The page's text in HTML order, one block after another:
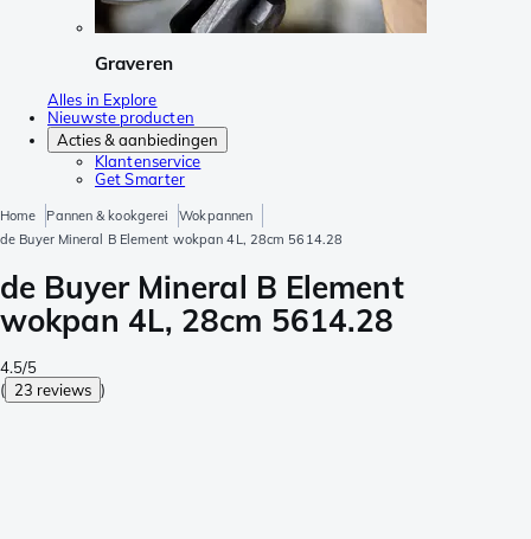
Graveren
Alles in Explore
Nieuwste producten
Acties & aanbiedingen
Klantenservice
Get Smarter
Home Pannen & kookgerei
Wokpannen
de Buyer Mineral B Element wokpan 4L, 28cm 5614.28
de Buyer Mineral B Element
wokpan 4L, 28cm 5614.28
4.5/5
( 23 reviews )